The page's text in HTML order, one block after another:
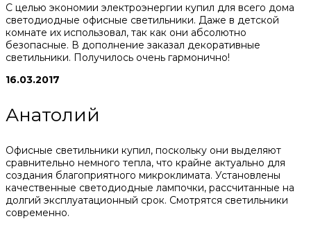
С целью экономии электроэнергии купил для всего дома
светодиодные офисные светильники. Даже в детской
комнате их использовал, так как они абсолютно
безопасные. В дополнение заказал декоративные
светильники. Получилось очень гармонично!
16.03.2017
Анатолий
Офисные светильники купил, поскольку они выделяют
сравнительно немного тепла, что крайне актуально для
создания благоприятного микроклимата. Установлены
качественные светодиодные лампочки, рассчитанные на
долгий эксплуатационный срок. Смотрятся светильники
современно.